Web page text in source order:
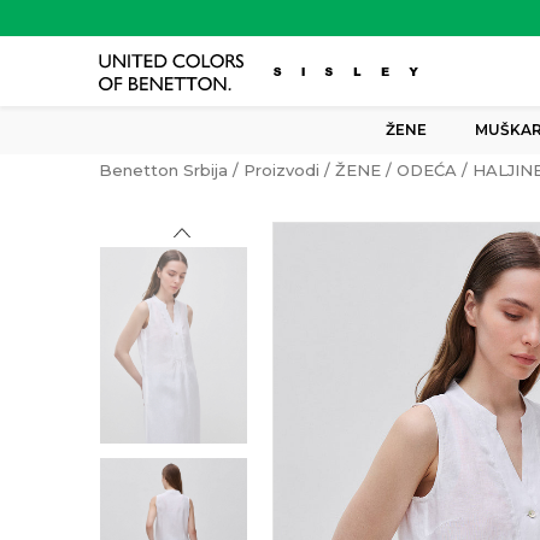
ŽENE
Benetton Srbija Proizvodi ŽENE ODEĆA